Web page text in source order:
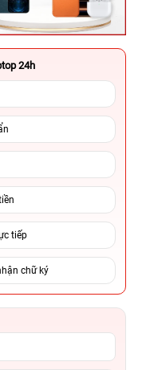
24h
tiếp
chữ ký